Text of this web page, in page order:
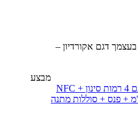
דגם אקורדיון –
מבצע